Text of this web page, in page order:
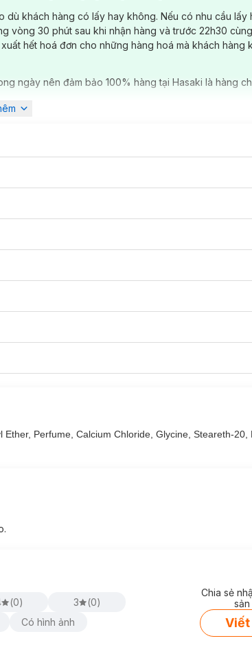
hợp với loại da nào?
Antibac:
Antibac:
tỏa khi vận động, giúp ngăn mùi và mồ hôi suốt 48
dù khách hàng có lấy hay không. Nếu có nhu cầu lấy
vòng 30 phút sau khi nhận hàng và trước 22h30
hết hoá đơn cho những hàng hoá mà khách hàng
ngày nên đảm bảo 100% hàng tại Hasaki là hàng
Perfume, Calcium Chloride, Glycine, Steareth-20,
(0) 3 (0)
Có hình ảnh
Chia sẻ
Viết